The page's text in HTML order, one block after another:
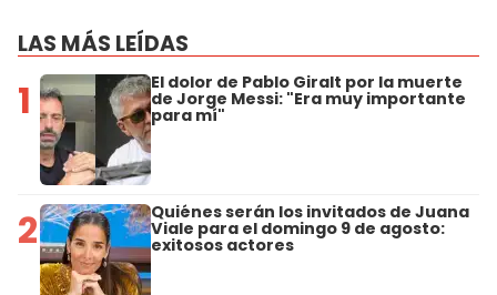
LAS MÁS LEÍDAS
1 El dolor de Pablo Giralt por la muerte
de Jorge Messi: "Era muy importante
para mí"
2 Quiénes serán los invitados de Juana
Viale para el domingo 9 de agosto:
exitosos actores